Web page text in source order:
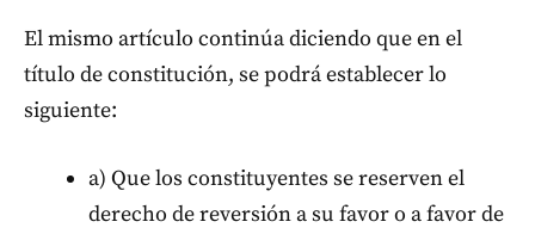
El mismo artículo continúa diciendo que en el
título de constitución, se podrá establecer lo
siguiente:
a) Que los constituyentes se reserven el
derecho de reversión a su favor o a favor de